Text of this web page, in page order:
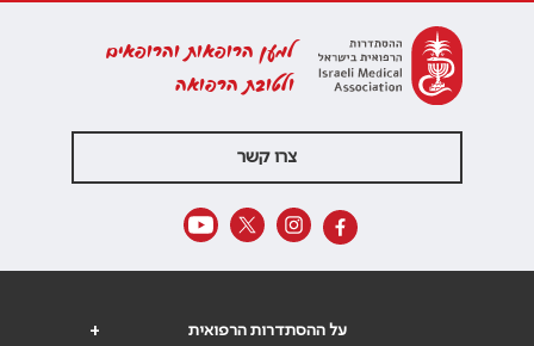
למען הרופאות והרופאים
ולטובת הרפואה
צרו קשר
+ על ההסתדרות הרפואית